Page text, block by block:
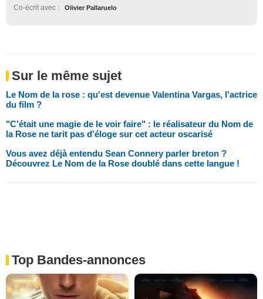
Co-écrit avec : Olivier Pallaruelo
Sur le même sujet
Le Nom de la rose : qu'est devenue Valentina Vargas, l'actrice
du film ?
"C’était une magie de le voir faire" : le réalisateur du Nom de
la Rose ne tarit pas d’éloge sur cet acteur oscarisé
Vous avez déjà entendu Sean Connery parler breton ?
Découvrez Le Nom de la Rose doublé dans cette langue !
Top Bandes-annonces